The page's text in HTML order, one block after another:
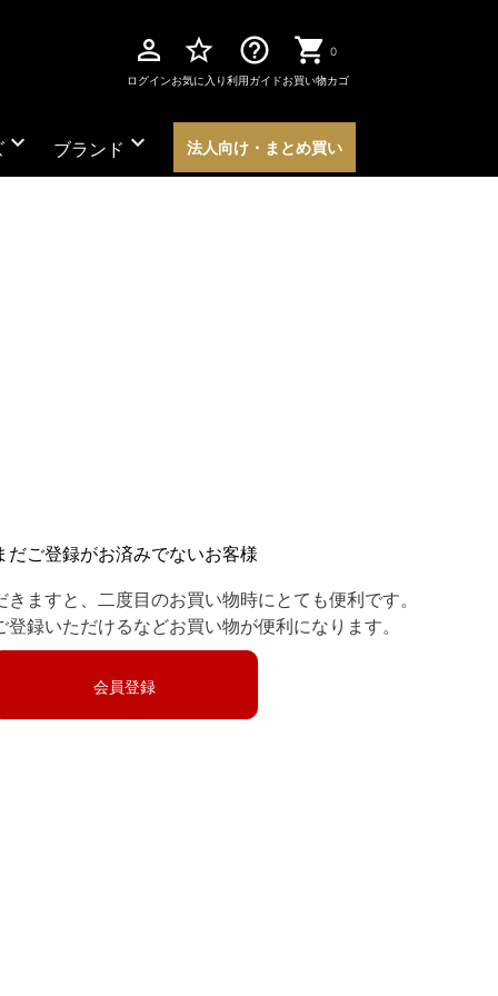
perm_identity
ログイン
star_border
お気に入り
help_outline
利用ガイド
0
お買い物カゴ
expand_more ブランド expand_more 法人向け・まとめ買い
だご登録がお済みでないお客様
ますと、二度目のお買い物時にとても便利です。
録いただけるなどお買い物が便利になります。
会員登録